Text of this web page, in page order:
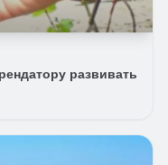
развивать